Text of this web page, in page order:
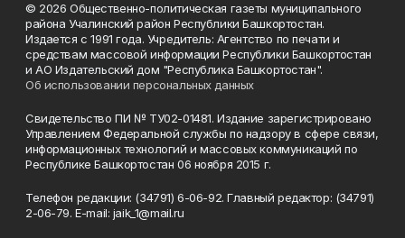
© 2026 Общественно-политическая газеты муниципального
района Учалинский район Республики Башкортостан.
Издается с 1991 года. Учредитель: Агентство по печати и
средствам массовой информации Республики Башкортостан
и АО Издательский дом "Республика Башкортостан".
Об использовании персональных данных
Свидетельство ПИ № ТУ02-01481. Издание зарегистрировано
Управлением Федеральной службы по надзору в сфере связи,
информационных технологий и массовых коммуникаций по
Республике Башкортостан 06 ноября 2015 г.
Телефон редакции: (34791) 6-06-92. Главный редактор: (34791)
2-06-79. Е-mаil: jaik_1@mail.ru